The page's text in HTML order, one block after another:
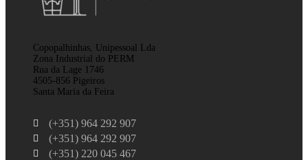
Copopalhinhas, Unipessoal Lda
Zona Industrial do PERM
Rua da Lage 1746
4505-856 Pigeiros
Santa Maria da Feira
(+351) 964 292 907
(+351) 964 292 907
(+351) 220 045 467